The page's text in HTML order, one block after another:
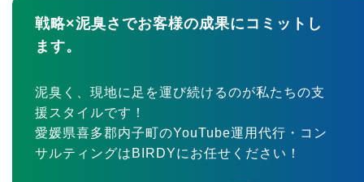
戦略×泥臭さでお客様の成果にコミットし
ます。
泥臭く、現地に足を運び続けるのが私たちの支
援スタイルです！
愛媛県喜多郡内子町のYouTube運用代行・コン
サルティングはBIRDYにお任せください！